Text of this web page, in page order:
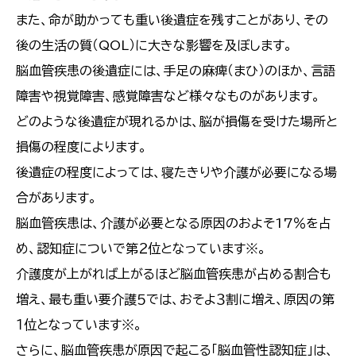
また、命が助かっても重い後遺症を残すことがあり、その
後の生活の質（QOL）に大きな影響を及ぼします。
脳血管疾患の後遺症には、手足の麻痺（まひ）のほか、言語
障害や視覚障害、感覚障害など様々なものがあります。
どのような後遺症が現れるかは、脳が損傷を受けた場所と
損傷の程度によります。
後遺症の程度によっては、寝たきりや介護が必要になる場
合があります。
脳血管疾患は、介護が必要となる原因のおよそ17％を占
め、認知症についで第２位となっています※。
介護度が上がれば上がるほど脳血管疾患が占める割合も
増え、最も重い要介護５では、おそよ３割に増え、原因の第
１位となっています※。
さらに、脳血管疾患が原因で起こる「脳血管性認知症」は、